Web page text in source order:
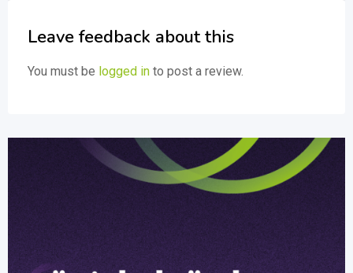
Leave feedback about this
You must be logged in to post a review.